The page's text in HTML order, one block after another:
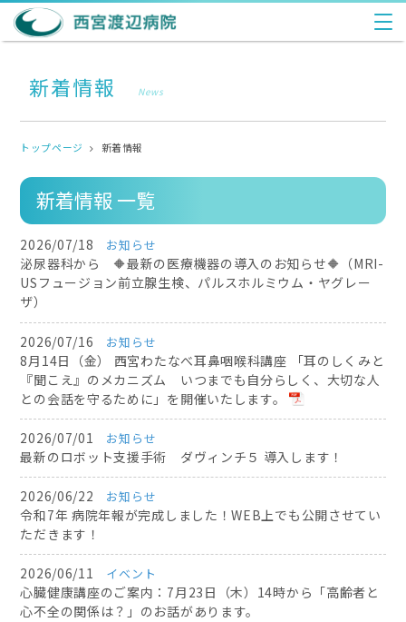
新着情報 News
トップページ 新着情報
新着情報 一覧
2026/07/18 お知らせ
泌尿器科から 🔶最新の医療機器の導入のお知らせ🔶（MRI-
USフュージョン前立腺生検、パルスホルミウム・ヤグレー
ザ）
2026/07/16 お知らせ
8月14日（金） 西宮わたなべ耳鼻咽喉科講座 「耳のしくみと
『聞こえ』のメカニズム いつまでも自分らしく、大切な人
との会話を守るために」を開催いたします。
2026/07/01 お知らせ
最新のロボット支援手術 ダヴィンチ５ 導入します！
2026/06/22 お知らせ
令和7年 病院年報が完成しました！WEB上でも公開させてい
ただきます！
2026/06/11 イベント
心臓健康講座のご案内：7月23日（木）14時から「高齢者と
心不全の関係は？」のお話があります。